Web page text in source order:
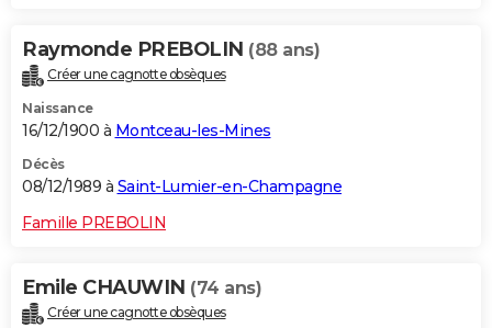
Raymonde PREBOLIN (88 ans)
Créer une cagnotte obsèques
Naissance
16/12/1900 à Montceau-les-Mines
Décès
08/12/1989 à Saint-Lumier-en-Champagne
Famille PREBOLIN
Emile CHAUWIN (74 ans)
Créer une cagnotte obsèques